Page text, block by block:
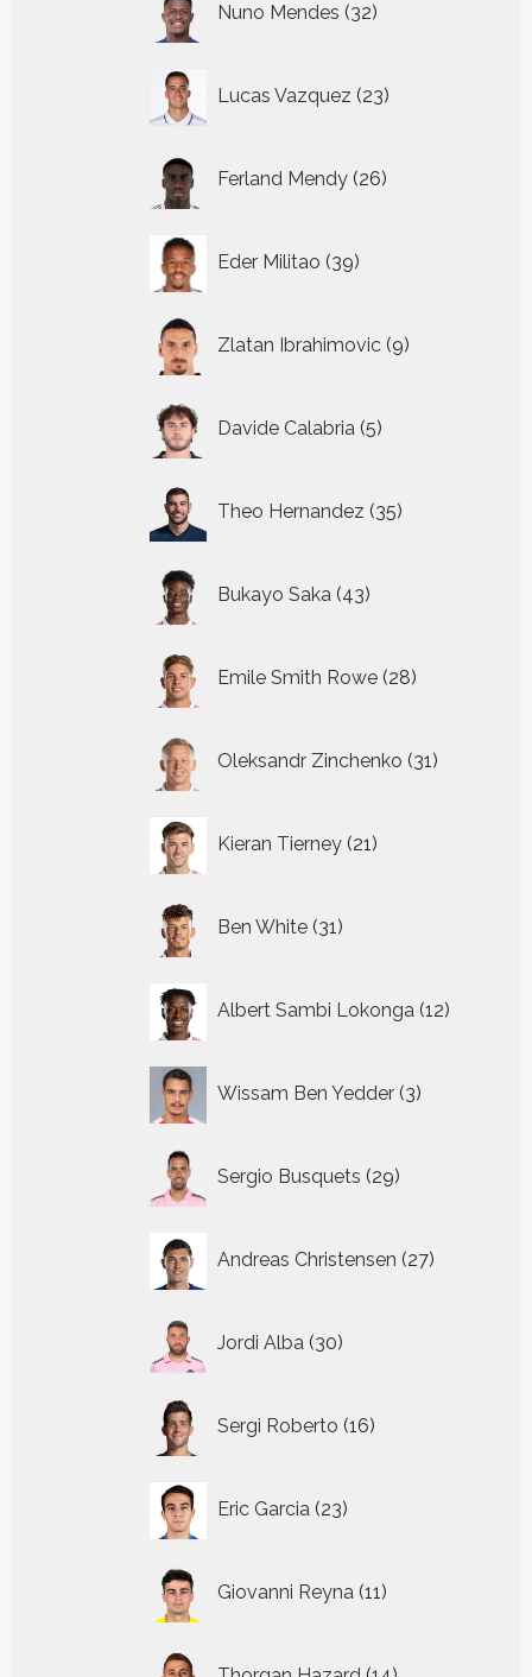
Nuno Mendes 32
producten
Lucas Vazquez 23
producten
Ferland Mendy 26
producten
Eder Militao 39
producten
Zlatan Ibrahimovic 9
producten
Davide Calabria 5
producten
Theo Hernandez 35
producten
Bukayo Saka 43
producten
Emile Smith Rowe 28
producten
Oleksandr Zinchenko 31
producten
Kieran Tierney 21
producten
Ben White 31
producten
Albert Sambi Lokonga 12
Wissam Ben Yedder 3
producten
Sergio Busquets 29
producten
Andreas Christensen 27
producten
Jordi Alba 30
producten
Sergi Roberto 16
producten
Eric Garcia 23
producten
Giovanni Reyna 11
producten